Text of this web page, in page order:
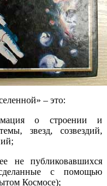
– это:
о строении и
звезд, созвездий,
не публиковавшихся
с помощью
Космосе);